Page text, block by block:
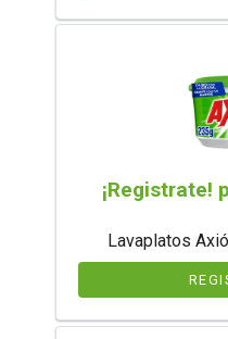
¡Registrate!
Lavaplatos